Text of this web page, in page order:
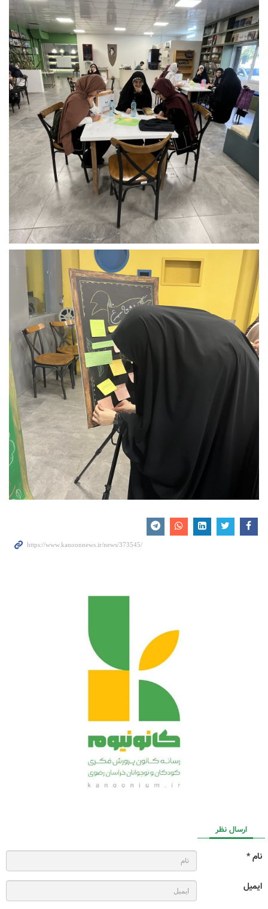
ارسال نظر
نام *
ایمیل